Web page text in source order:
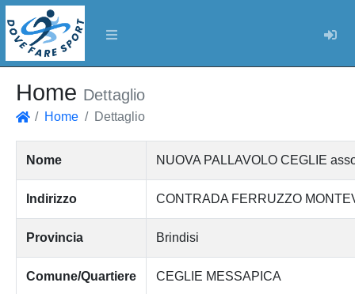
Home Dettaglio
Home Dettaglio
Nome NUOVA PALLAVOLO CEGLIE
Indirizzo CONTRADA FERRUZZO
Provincia Brindisi
Comune/Quartiere CEGLIE MESSAPICA